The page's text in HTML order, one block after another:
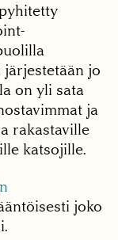
järjestetään jo
on yli sata
ja
rakastaville
katsojille.
joko